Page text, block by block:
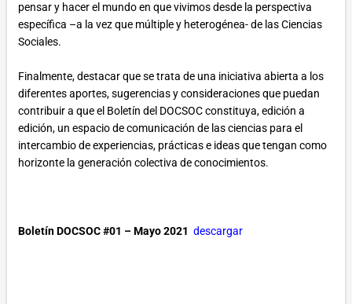
pensar y hacer el mundo en que vivimos desde la perspectiva
específica –a la vez que múltiple y heterogénea- de las Ciencias
Sociales.
Finalmente, destacar que se trata de una iniciativa abierta a los
diferentes aportes, sugerencias y consideraciones que puedan
contribuir a que el Boletín del DOCSOC constituya, edición a
edición, un espacio de comunicación de las ciencias para el
intercambio de experiencias, prácticas e ideas que tengan como
horizonte la generación colectiva de conocimientos.
Boletín DOCSOC #01 – Mayo 2021 descargar